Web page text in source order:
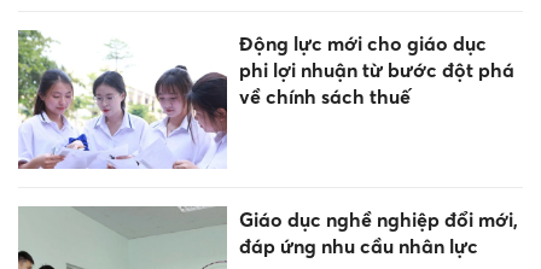
Động lực mới cho giáo dục
phi lợi nhuận từ bước đột phá
về chính sách thuế
Giáo dục nghề nghiệp đổi mới,
đáp ứng nhu cầu nhân lực